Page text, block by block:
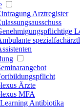
Arztregister
Ärzte
MFA
Antibiotika